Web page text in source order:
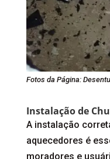
Fotos da Página:
Instalação de
A instalação
aquecedores é
moradores e